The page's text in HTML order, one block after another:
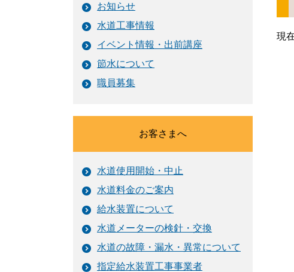
現
お知らせ
水道工事情報
イベント情報・出前講座
節水について
職員募集
お客さまへ
水道使用開始・中止
水道料金のご案内
給水装置について
水道メーターの検針・交換
水道の故障・漏水・異常について
指定給水装置工事事業者